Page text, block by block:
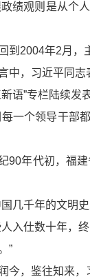
政绩观则是从个
到2004年2月，
中，习近平同志
语”专栏陆续发
每一个领导干部
纪90年代初，福
国几千年的文明
人入仕数十年，
”
今，鉴往知来，